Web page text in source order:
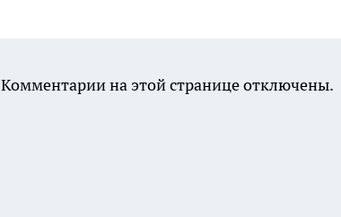
Комментарии на этой странице отключены.